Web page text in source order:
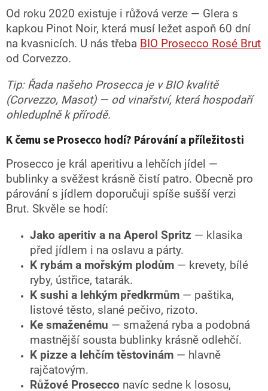
Od roku 2020 existuje i růžová verze — Glera s
kapkou Pinot Noir, která musí ležet aspoň 60 dní
na kvasnicích. U nás třeba BIO Prosecco Rosé Brut
od Corvezzo.
Tip: Řada našeho Prosecca je v BIO kvalitě
(Corvezzo, Masot) — od vinařství, která hospodaří
ohleduplně k přírodě.
K čemu se Prosecco hodí? Párování a příležitosti
Prosecco je král aperitivu a lehčích jídel —
bublinky a svěžest krásně čistí patro. Obecně pro
párování s jídlem doporučuji spíše sušší verzi
Brut. Skvěle se hodí:
Jako aperitiv a na Aperol Spritz — klasika
před jídlem i na oslavu a párty.
K rybám a mořským plodům — krevety, bílé
ryby, ústřice, tatarák.
K sushi a lehkým předkrmům — paštika,
listové těsto, slané pečivo, rizoto.
Ke smaženému — smažená ryba a podobná
mastnější sousta bublinky krásně odlehčí.
K pizze a lehčím těstovinám — hlavně
rajčatovým.
Růžové Prosecco navíc sedne k lososu,